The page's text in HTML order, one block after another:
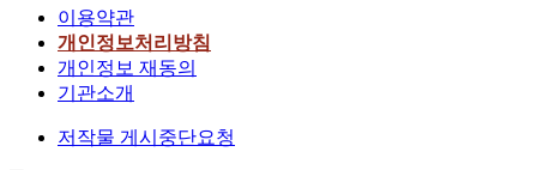
이용약관
개인정보처리방침
개인정보 재동의
기관소개
저작물 게시중단요청